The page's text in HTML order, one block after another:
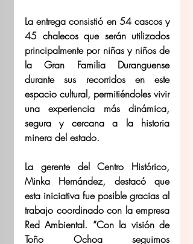
La entrega consistió en 54 cascos y
45 chalecos que serán utilizados
principalmente por niñas y niños de
la Gran Familia Duranguense
durante sus recorridos en este
espacio cultural, permitiéndoles vivir
una experiencia más dinámica,
segura y cercana a la historia
minera del estado.
La gerente del Centro Histórico,
Minka Hernández, destacó que
esta iniciativa fue posible gracias al
trabajo coordinado con la empresa
Red Ambiental. “Con la visión de
Toño Ochoa seguimos